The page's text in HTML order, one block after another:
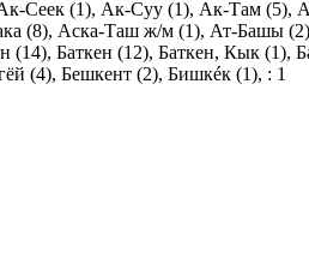
Сеек (1), Ак-Суу (1), Ак-Там (5),
(8), Аска-Таш ж/м (1), Ат-Башы (2)
(14), Баткен (12), Баткен, Кык (1),
(4), Бешкент (2), Бишкéк (1), : 1